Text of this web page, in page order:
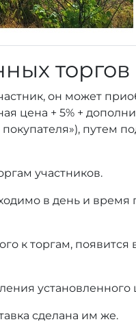
торгов
он может
цена + 5% +
путем
участников.
в день и
к торгам, появится
установленного
сделана им же.